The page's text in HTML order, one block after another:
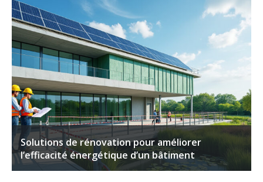
Solutions de rénovation pour améliorer
l’efficacité énergétique d’un bâtiment